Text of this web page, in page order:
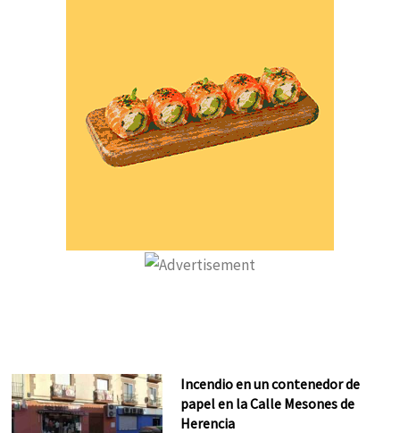
Incendio en un contenedor de
papel en la Calle Mesones de
Herencia